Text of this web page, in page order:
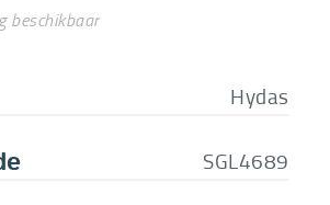
beschikbaar
Hydas
SGL4689